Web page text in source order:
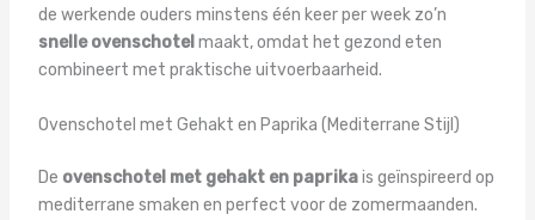
de werkende ouders minstens één keer per week zo’n
snelle ovenschotelmaakt, omdat het gezond eten
combineert met praktische uitvoerbaarheid.
Ovenschotel met Gehakt en Paprika (Mediterrane Stijl)
De ovenschotel met gehakt en paprikais geïnspireerd op
mediterrane smaken en perfect voor de zomermaanden.